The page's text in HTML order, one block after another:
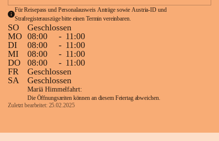
Für Reisepass und Personalausweis Anträge sowie Austria-ID und
Strafregisterauszüge bitte einen Termin vereinbaren.
SO
Geschlossen
MO 08:00 - 11:00
DI
08:00 - 11:00
MI
08:00 - 11:00
DO
08:00 - 11:00
FR
Geschlossen
SA
Geschlossen
Mariä Himmelfahrt:
Die Öffnungszeiten können an diesem Feiertag abweichen.
Zuletzt bearbeitet: 25.02.2025